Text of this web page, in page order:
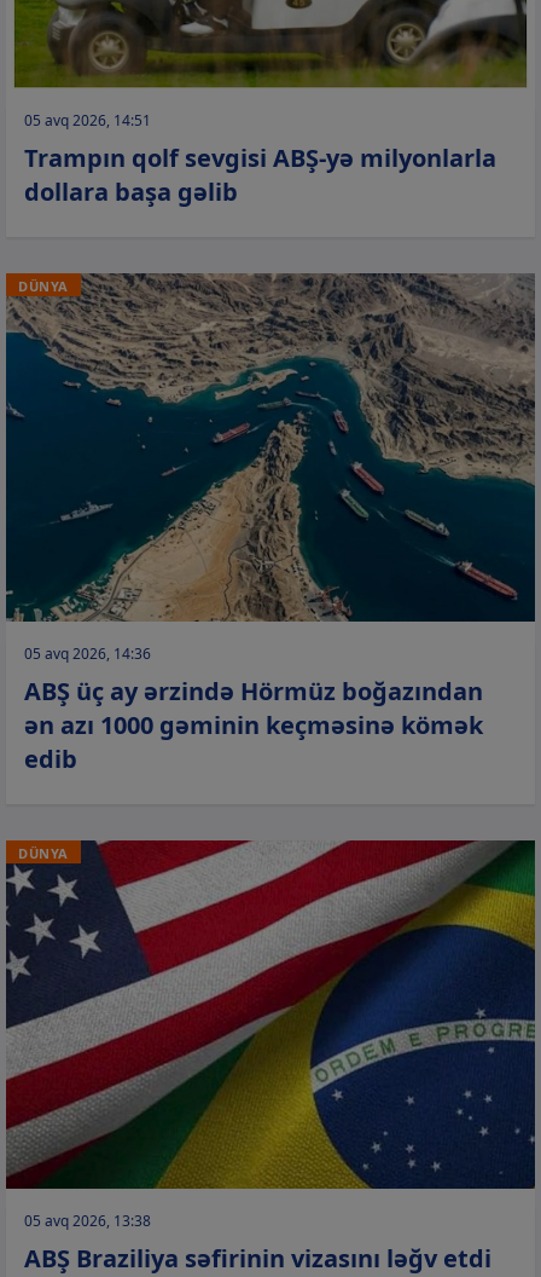
05 avq 2026, 14:51
Trampın qolf sevgisi ABŞ-yə milyonlarla
dollara başa gəlib
DÜNYA
05 avq 2026, 14:36
ABŞ üç ay ərzində Hörmüz boğazından
ən azı 1000 gəminin keçməsinə kömək
edib
DÜNYA
05 avq 2026, 13:38
ABŞ Braziliya səfirinin vizasını ləğv etdi